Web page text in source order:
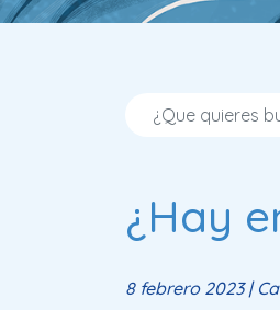
¿Hay
8 febrero 2023 |